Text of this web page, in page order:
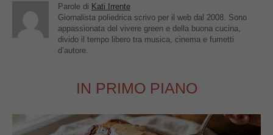
Parole di Kati Irrente
Giornalista poliedrica scrivo per il web dal 2008. Sono
appassionata del vivere green e della buona cucina,
divido il tempo libero tra musica, cinema e fumetti
d’autore.
IN PRIMO PIANO